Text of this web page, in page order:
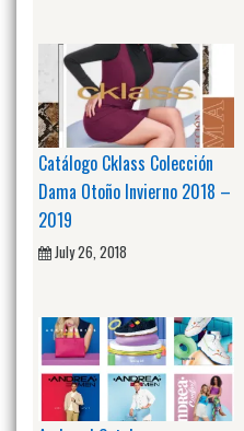
Catálogo Cklass Colección
Dama Otoño Invierno 2018 –
2019
July 26, 2018